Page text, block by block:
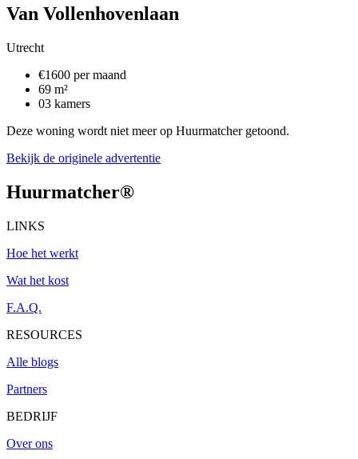
Van Vollenhovenlaan
Utrecht
€1600 per maand
69 m²
03 kamers
Deze woning wordt niet meer op Huurmatcher getoond.
Bekijk de originele advertentie
Huurmatcher®
LINKS
Hoe het werkt
Wat het kost
F.A.Q.
RESOURCES
Alle blogs
Partners
BEDRIJF
Over ons